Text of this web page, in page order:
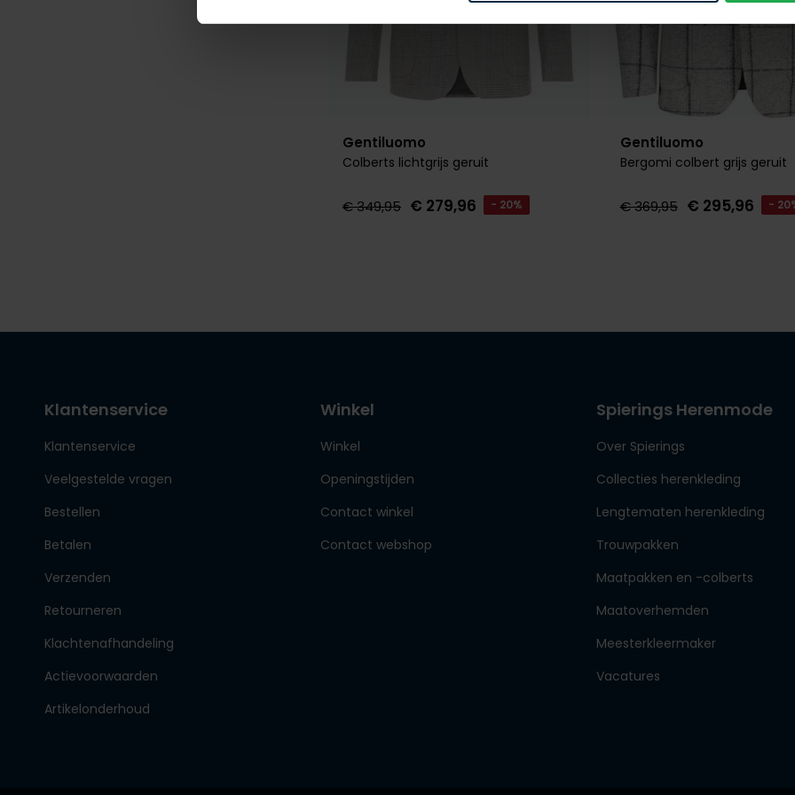
Gentiluomo
Colberts lichtgrijs geruit
€ 349,95 € 279,96 - 20%
Gentiluomo
Bergomi colbert grijs geruit
€ 369,95 € 295,96 -
Klantenservice
Klantenservice
Veelgestelde vragen
Bestellen
Betalen
Verzenden
Retourneren
Klachtenafhandeling
Actievoorwaarden
Artikelonderhoud
Winkel
Winkel
Openingstijden
Contact winkel
Contact webshop
Spierings Herenmode
Over Spierings
Collecties herenkleding
Lengtematen herenkleding
Trouwpakken
Maatpakken en -colberts
Maatoverhemden
Meesterkleermaker
Vacatures